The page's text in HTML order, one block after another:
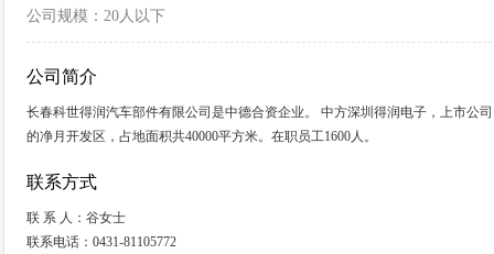
公司规模：20人以下
公司简介
长春科世得润汽车部件有限公司是中德合资企业。 中方深圳得润电子，上市公
的净月开发区，占地面积共40000平方米。在职员工1600人。
联系方式
联 系 人：谷女士
联系电话：0431-81105772